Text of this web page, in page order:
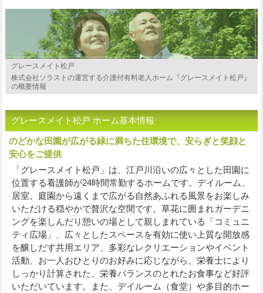
グレースメイト松戸
株式会社ソラストの運営する介護付有料老人ホーム『グレースメイト松戸』
の概要情報
グレースメイト松戸 ホーム基本情報
のどかな田園が広がる緑に満ちた住環境で、安らぎと笑顔と
安心をご提供
「グレースメイト松戸」は、江戸川沿いの広々とした田園に
位置する看護師が24時間常勤するホームです。デイルーム、
居室、庭園から遠くまで広がる自然あふれる風景をお楽しみ
いただける穏やかで贅沢な空間です。草花に囲まれガーデニ
ングを楽しんだり憩いの場として親しまれている「コミュニ
ティ広場」、広々としたスペースを有効に使い上質な開放感
を醸しだす共用エリア、多彩なレクリエーションやイベント
活動、お一人おひとりのお好みに応じながら、栄養士により
しっかり計算された、栄養バランスのとれたお食事など好評
いただいています。また、デイルーム（食堂）や多目的ホー